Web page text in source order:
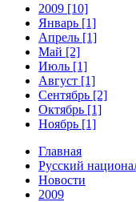
2009 [10]
Январь [1]
Апрель [1]
Май [2]
Июль [1]
Август [1]
Сентябрь [2]
Октябрь [1]
Ноябрь [1]
Главная
Русский
Новости
2009